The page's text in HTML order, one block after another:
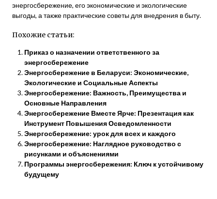
энергосбережение, его экономические и экологические
выгоды, а также практические советы для внедрения в быту.
Похожие статьи:
Приказ о назначении ответственного за
энергосбережение
Энергосбережение в Беларуси: Экономические,
Экологические и Социальные Аспекты
Энергосбережение: Важность, Преимущества и
Основные Направления
Энергосбережение Вместе Ярче: Презентация как
Инструмент Повышения Осведомленности
Энергосбережение: урок для всех и каждого
Энергосбережение: Наглядное руководство с
рисунками и объяснениями
Программы энергосбережения: Ключ к устойчивому
будущему